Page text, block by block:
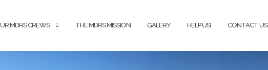
MDRS CREWS THE MDRS MISSION GALERY HELP US! CONTACT US